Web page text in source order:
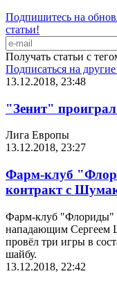
Подпишитесь на
статьи!
Получать статьи с
Подписаться на другие
13.12.2018, 23:48
"Зенит"
Лига Европы
13.12.2018, 23:27
Фарм-клуб
контракт с
Фарм-клуб "Флориды"
нападающим Сергеем
провёл три игры в
шайбу.
13.12.2018, 22:42